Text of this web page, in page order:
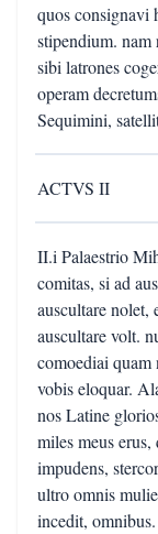
quos consignavi
stipendium. nam
sibi latrones
operam
Sequimini,
ACTVS II
II.i Palaestrio
comitas, si ad
auscultare nolet,
auscultare volt.
comoediai quam
vobis eloquar.
nos Latine
miles meus
impudens,
ultro omnis
incedit,